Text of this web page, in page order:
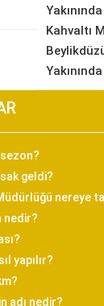
Yakınında
Kahvaltı
Yakınında
geldi?
nereye
nedir?
yapılır?
adı nedir?